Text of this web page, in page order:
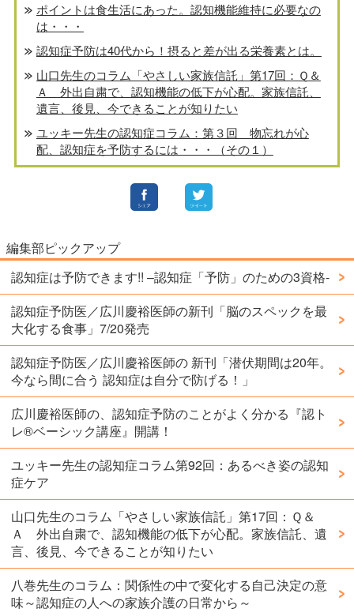
ポイントは食生活にあった。認知機能維持に必要なの
は・・・
認知症予防は40代から！摂ると差が出る栄養素とは。
山口先生のコラム「やさしい家族信託」第17回：Ｑ＆
Ａ 外出自粛で、認知機能の低下が心配。家族信託、
遺言、後見、今できることが知りたい
ユッキー先生の認知症コラム：第３回 物忘れが心
配、認知症を予防するには・・・（その１）
編集部ピックアップ
認知症は予防できます!! –認知症「予防」のための3資格-
認知症予防医／広川慶裕医師の新刊「脳のスペックを最
大化する食事」7/20発売
認知症予防医／広川慶裕医師の 新刊「潜伏期間は20年。
今なら間に合う 認知症は自分で防げる！」
広川慶裕医師の、認知症予防のことがよく分かる『認ト
レ®️ベーシック講座』開講！
ユッキー先生の認知症コラム第92回：あるべき姿の認知
症ケア
山口先生のコラム「やさしい家族信託」第17回：Ｑ＆
Ａ 外出自粛で、認知機能の低下が心配。家族信託、遺
言、後見、今できることが知りたい
八巻先生のコラム：関係性の中で変化する自己決定の意
味～認知症の人への家族介護の日常から～